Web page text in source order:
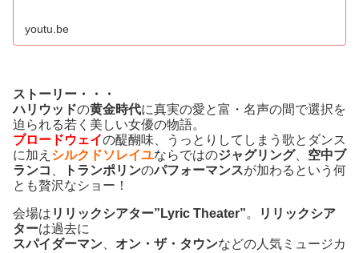
youtu.be
ストーリー・・・
ハリウッドの黄金時代に真実の愛と富・名声の間で選択を
迫られる若く美しい女優の物語。
ブロードウェイの醍醐味、うっとりしてしまう歌とダンス
に加え シルクドソレイユならではのジャグリング、 空中ブ
ランコ
トランポリンのパフォーマンスが加わるという何
とも贅沢なショー！
会場は リリックシアター”Lyric Theater”。
リリックシア
ターは過去に
スパイダーマン
オン・ザ・タウンなどの人気ミュージカ